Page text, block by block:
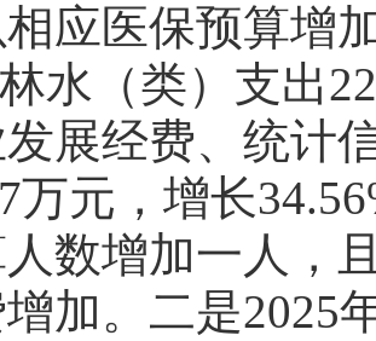
应医保预算增
水（类）支出
展经费、统计
万元，增长
数增加一人，
加。二是2025